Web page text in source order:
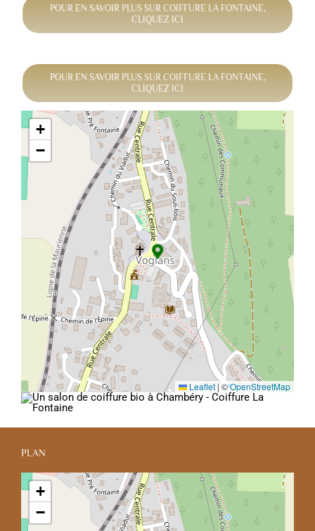
POUR EN SAVOIR PLUS SUR COIFFURE LA FONTAINE,
CLIQUEZ ICI
POUR EN SAVOIR PLUS SUR COIFFURE LA FONTAINE,
CLIQUEZ ICI
+
−
Leaflet | ©OpenStreetMap
PLAN
+
−